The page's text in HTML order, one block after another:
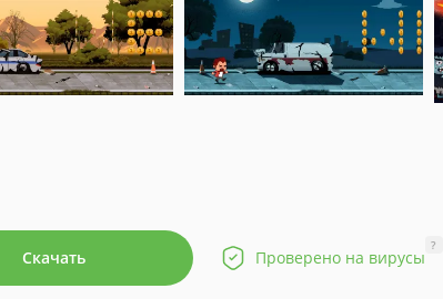
Скачать Проверено на вирусы
?